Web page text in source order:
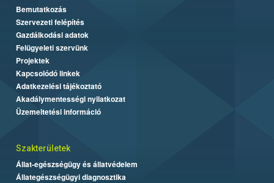
Bemutatkozás
Szervezeti felépítés
Gazdálkodási adatok
Felügyeleti szervünk
Projektek
Kapcsolódó linkek
Adatkezelési tájékoztató
Akadálymentességi nyilatkozat
Üzemeltetési információ
Szakterületek
Állat-egészségügy és állatvédelem
Állategészségügyi diagnosztika